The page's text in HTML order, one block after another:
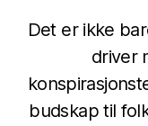
Det er ikke
driver
budskap til